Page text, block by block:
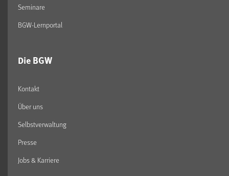
Seminare
BGW-Lernportal
Die BGW
Kontakt
Über uns
Selbstverwaltung
Presse
Jobs & Karriere